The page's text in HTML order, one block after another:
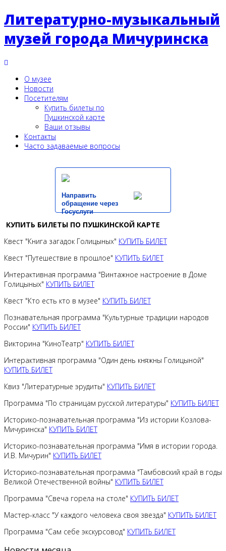
Литературно-музыкальный
музей города Мичуринска
О музее
Новости
Посетителям
Купить билеты по
Пушкинской карте
Ваши отзывы
Контакты
Часто задаваемые вопросы
Направить
обращение через
Госуслуги
КУПИТЬ БИЛЕТЫ ПО ПУШКИНСКОЙ КАРТЕ
Квест "Книга загадок Голицыных" КУПИТЬ БИЛЕТ
Квест "Путешествие в прошлое" КУПИТЬ БИЛЕТ
Интерактивная программа "Винтажное настроение в Доме
Голицыных" КУПИТЬ БИЛЕТ
Квест "Кто есть кто в музее" КУПИТЬ БИЛЕТ
Познавательная программа "Культурные традиции народов
России" КУПИТЬ БИЛЕТ
Викторина "КиноТеатр" КУПИТЬ БИЛЕТ
Интерактивная программа "Один день княжны Голицыной"
КУПИТЬ БИЛЕТ
Квиз "Литературные эрудиты" КУПИТЬ БИЛЕТ
Программа "По страницам русской литературы" КУПИТЬ БИЛЕТ
Историко-познавательная программа "Из истории Козлова-
Мичуринска" КУПИТЬ БИЛЕТ
Историко-познавательная программа "Имя в истории города.
И.В. Мичурин" КУПИТЬ БИЛЕТ
Историко-познавательная программа "Тамбовский край в годы
Великой Отечественной войны" КУПИТЬ БИЛЕТ
Программа "Свеча горела на столе" КУПИТЬ БИЛЕТ
Мастер-класс "У каждого человека своя звезда" КУПИТЬ БИЛЕТ
Программа "Сам себе экскурсовод" КУПИТЬ БИЛЕТ